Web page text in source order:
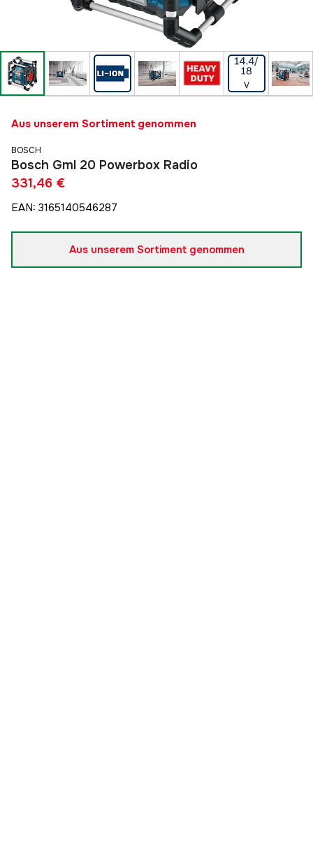
Aus unserem Sortiment genommen
BOSCH
Bosch Gml 20 Powerbox Radio
331,46 €
EAN: 3165140546287
Aus unserem Sortiment genommen